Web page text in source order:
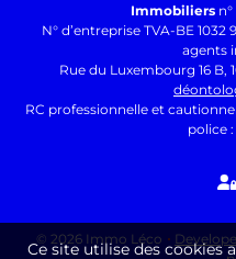
Immobiliers
N° d’entreprise TVA-BE
agents
Rue du Luxembourg 16 B,
RC professionnelle et
police
© 2026 Immo Léco
Ce site utilise des cookies